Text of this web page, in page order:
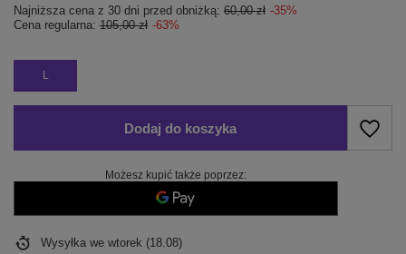
L
Najniższa cena z 30 dni przed obniżką: 60,00 zł -35%
Cena regularna: 105,00 zł -63%
Dodaj do koszyka
Możesz kupić także poprzez:
Wysyłka we wtorek (18.08)